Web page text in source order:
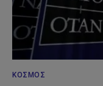
ΚΌΣΜΟΣ